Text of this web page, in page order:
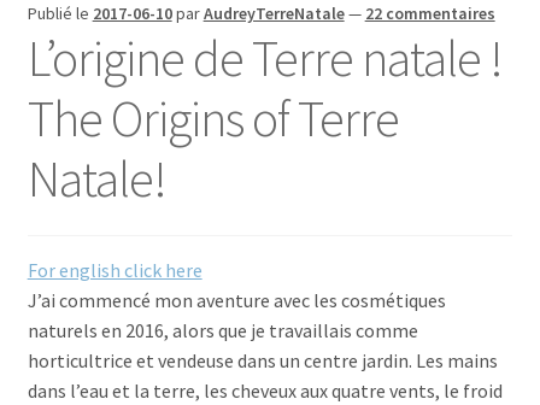
Boutique/Shop
Commande/Checkout
Conditions de vente/Terms of service
FAQ
Mon compte/My account
Publié le 2017-06-10parAudreyTerreNatale— 22 commentaires
L’origine de Terre natale !
The Origins of Terre
Natale!
For english click here
J’ai commencé mon aventure avec les cosmétiques
naturels en 2016, alors que je travaillais comme
horticultrice et vendeuse dans un centre jardin. Les mains
dans l’eau et la terre, les cheveux aux quatre vents, le froid